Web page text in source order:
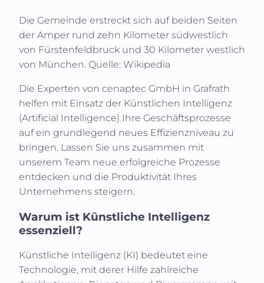
Die Gemeinde erstreckt sich auf beiden Seiten
der Amper rund zehn Kilometer südwestlich
von Fürstenfeldbruck und 30 Kilometer westlich
von München. Quelle: Wikipedia
Die Experten von cenaptec GmbH in Grafrath
helfen mit Einsatz der Künstlichen Intelligenz
(Artificial Intelligence) Ihre Geschäftsprozesse
auf ein grundlegend neues Effizienzniveau zu
bringen. Lassen Sie uns zusammen mit
unserem Team neue erfolgreiche Prozesse
entdecken und die Produktivität Ihres
Unternehmens steigern.
Warum ist Künstliche Intelligenz
essenziell?
Künstliche Intelligenz (KI) bedeutet eine
Technologie, mit derer Hilfe zahlreiche